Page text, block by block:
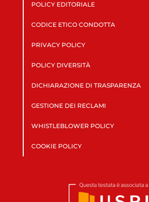
POLICY EDITORIALE
CODICE ETICO CONDOTTA
PRIVACY POLICY
POLICY DIVERSITÀ
DICHIARAZIONE DI TRASPARENZA
GESTIONE DEI RECLAMI
WHISTLEBLOWER POLICY
COOKIE POLICY